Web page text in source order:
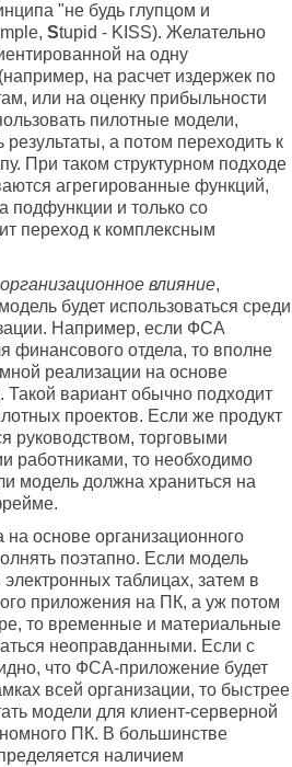
"не будь глупцом и
Stupid - KISS). Желательно
на одну
на расчет издержек по
или на оценку прибыльности
пилотные модели,
результаты, а потом переходить к
При таком структурном подходе
агрегированные функций,
подфункции и только со
переход к комплексным
организационное влияние,
будет использоваться среди
Например, если ФСА
финансового отдела, то вполне
реализации на основе
Такой вариант обычно подходит
проектов. Если же продукт
руководством, торговыми
работниками, то необходимо
модель должна храниться на
на основе организационного
поэтапно. Если модель
электронных таблицах, затем в
приложения на ПК, а уж потом
то временные и материальные
неоправданными. Если с
что ФСА-приложение будет
всей организации, то быстрее
модели для клиент-серверной
ПК. В большинстве
наличием